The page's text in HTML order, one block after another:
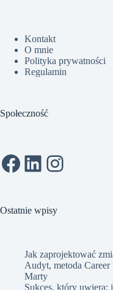
Kontakt
O mnie
Polityka prywatności
Regulamin
Społeczność
Facebook
LinkedIn
Ostatnie wpisy
Jak zaprojektować
Audyt, metoda
Marty
Sukces, który uwiera: